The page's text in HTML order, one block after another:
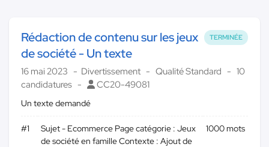
TERMINÉE
Rédaction de contenu sur les jeux
de société - Un texte
16 mai 2023 Divertissement Qualité Standard
10
candidatures
CC20-49081
Un texte demandé
#1
Sujet - Ecommerce Page catégorie : Jeux
de société en famille Contexte : Ajout de
1000 mots